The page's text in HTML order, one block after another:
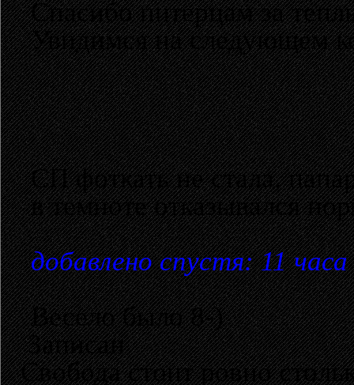
Спасибо питерцам за
Увидимся на следующем
СП фоткать не стала,
в темноте отказывался
добавлено спустя: 11
Весело было 8-)
Записан
Свобода стоит ровно